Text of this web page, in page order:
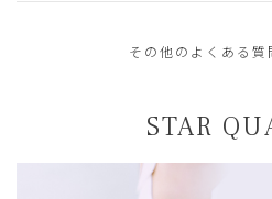
その他のよくある質
STAR